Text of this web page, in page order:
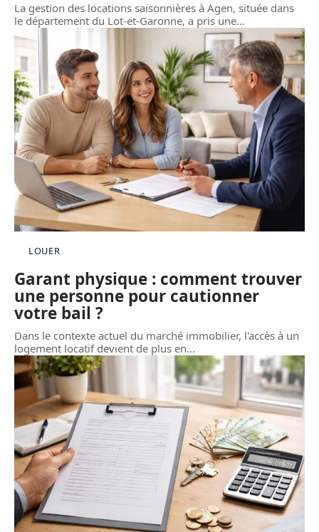
La gestion des locations saisonnières à Agen, située dans
le département du Lot-et-Garonne, a pris une…
LOUER
Garant physique : comment trouver
une personne pour cautionner
votre bail ?
Dans le contexte actuel du marché immobilier, l'accès à un
logement locatif devient de plus en…